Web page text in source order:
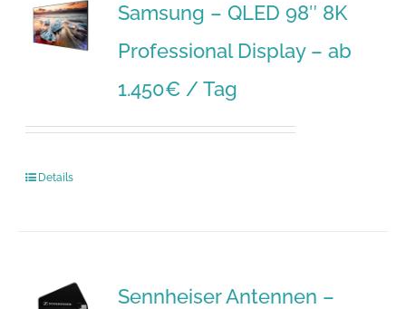
Samsung – QLED 98″ 8K
Professional Display – ab
1.450€ / Tag
Details
Sennheiser Antennen –